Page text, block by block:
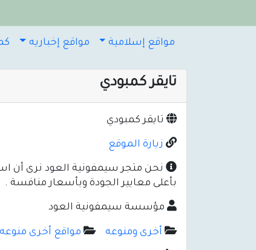
مواقع إسلامية مواقع إخباريه
تايقر كمبودي
تايقر كمبودي
زيارة الموقع
نحن متجر سيمفونية العود نرى أن
بأعلى معايير الجودة وبأسعار منافسة .
مؤسسة سيمفونية العود
أخرى ومنوعه مواقع أخرى منوعه